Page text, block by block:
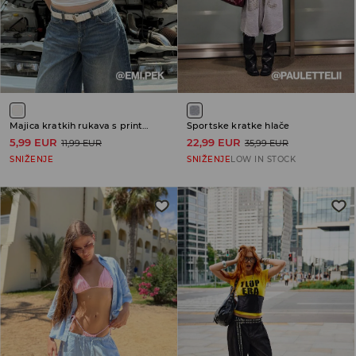
Majica kratkih rukava s printom
5,99 EUR 11,99 EUR
SNIŽENJE
Sportske kratke hlače
22,99 EUR 35,99 EUR
SNIŽENJE LOW IN STOCK